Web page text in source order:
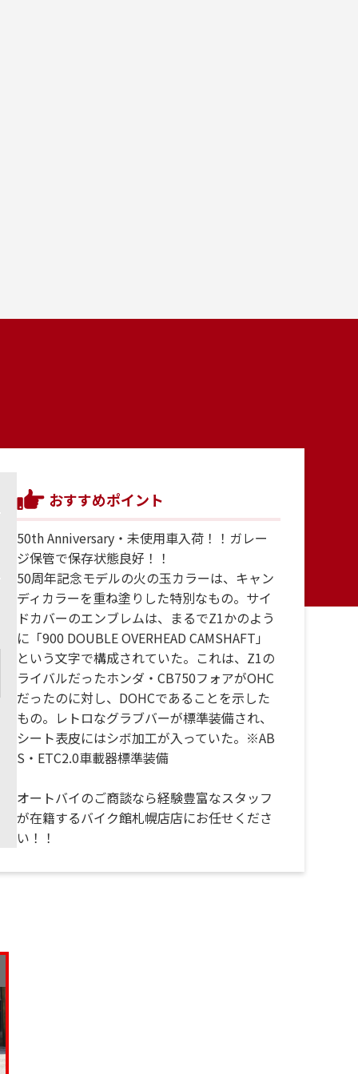
おすすめポイント
50th Anniversary・未使用車入荷！！ガレー
ジ保管で保存状態良好！！
50周年記念モデルの火の玉カラーは、キャン
ディカラーを重ね塗りした特別なもの。サイ
ドカバーのエンブレムは、まるでZ1かのよう
に「900 DOUBLE OVERHEAD CAMSHAFT」
という文字で構成されていた。これは、Z1の
ライバルだったホンダ・CB750フォアがOHC
だったのに対し、DOHCであることを示した
もの。レトロなグラブバーが標準装備され、
シート表皮にはシボ加工が入っていた。※AB
S・ETC2.0車載器標準装備
オートバイのご商談なら経験豊富なスタッフ
が在籍するバイク館札幌店店にお任せくださ
い！！